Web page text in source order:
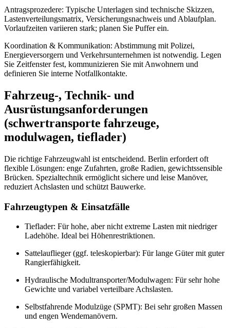
Antragsprozedere: Typische Unterlagen sind technische Skizzen,
Lastenverteilungsmatrix, Versicherungsnachweis und Ablaufplan.
Vorlaufzeiten variieren stark; planen Sie Puffer ein.
Koordination & Kommunikation: Abstimmung mit Polizei,
Energieversorgern und Verkehrsunternehmen ist notwendig. Legen
Sie Zeitfenster fest, kommunizieren Sie mit Anwohnern und
definieren Sie interne Notfallkontakte.
Fahrzeug-, Technik- und
Ausrüstungsanforderungen
(schwertransporte fahrzeuge,
modulwagen, tieflader)
Die richtige Fahrzeugwahl ist entscheidend. Berlin erfordert oft
flexible Lösungen: enge Zufahrten, große Radien, gewichtssensible
Brücken. Spezialtechnik ermöglicht sichere und leise Manöver,
reduziert Achslasten und schützt Bauwerke.
Fahrzeugtypen & Einsatzfälle
Tieflader: Für hohe, aber nicht extreme Lasten mit niedriger
Ladehöhe. Ideal bei Höhenrestriktionen.
Sattelauflieger (ggf. teleskopierbar): Für lange Güter mit guter
Rangierfähigkeit.
Hydraulische Modultransporter/Modulwagen: Für sehr hohe
Gewichte und variabel verteilbare Achslasten.
Selbstfahrende Modulzüge (SPMT): Bei sehr großen Massen
und engen Wendemanövern.